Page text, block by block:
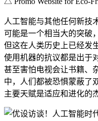
人工智能与其他任何新技
可能是一个相当大的突破
但这在人类历史上已经发
使用机器的抗议都是出于
甚至害怕电视会让书籍、
中，人们都被恐惧蒙蔽了
主要天赋是适应和进化的